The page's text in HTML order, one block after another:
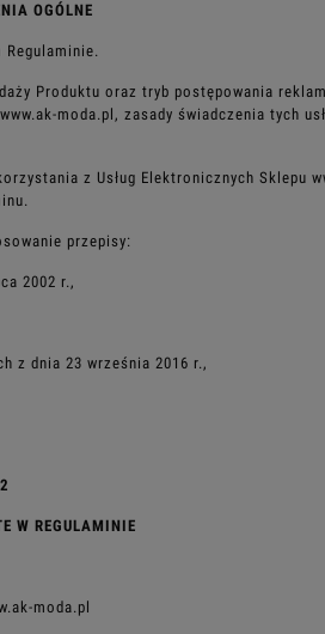
OGÓLNE
Regulaminie.
Produktu oraz tryb postępowania
moda.pl, zasady świadczenia tych
z Usług Elektronicznych Sklepu
przepisy:
2002 r.,
z dnia 23 września 2016 r.,
W REGULAMINIE
moda.pl